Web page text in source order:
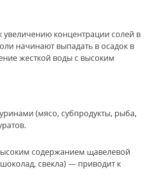
увеличению концентрации солей в
начинают выпадать в осадок в
жесткой воды с высоким
(мясо, субпродукты, рыба,
содержанием щавелевой
свекла) — приводит к